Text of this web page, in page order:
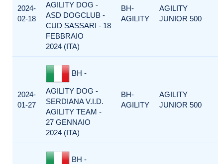
2024-
02-18
AGILITY DOG -
ASD DOGCLUB -
CUD SASSARI - 18
FEBBRAIO
2024 (ITA)
BH-
AGILITY
AGILITY
JUNIOR 500
2024-
01-27
BH -
AGILITY DOG -
SERDIANA V.I.D.
AGILITY TEAM -
27 GENNAIO
2024 (ITA)
BH-
AGILITY
AGILITY
JUNIOR 500
BH -